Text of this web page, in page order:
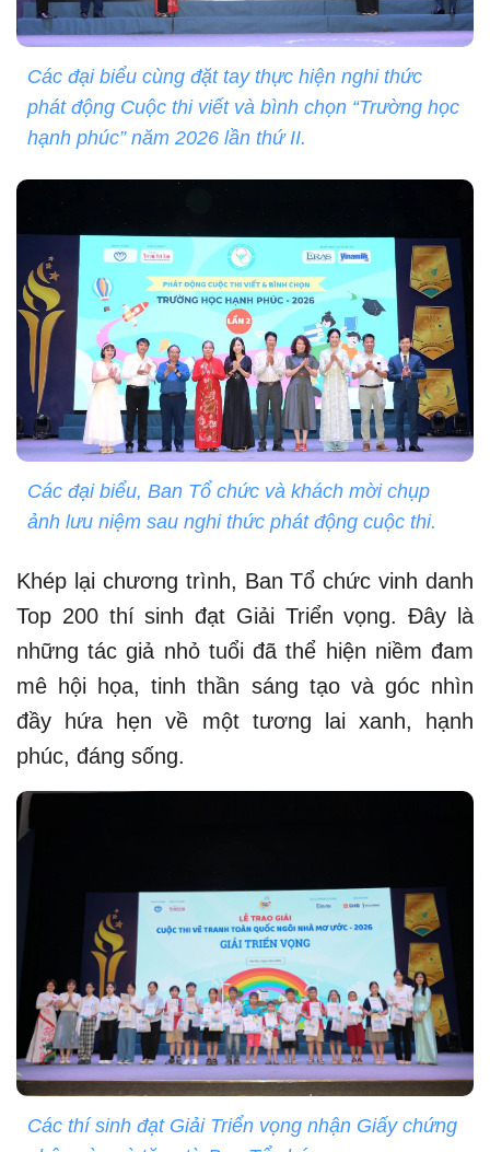
Các đại biểu cùng đặt tay thực hiện nghi thức
phát động Cuộc thi viết và bình chọn “Trường học
hạnh phúc” năm 2026 lần thứ II.
Các đại biểu, Ban Tổ chức và khách mời chụp
ảnh lưu niệm sau nghi thức phát động cuộc thi.
Khép lại chương trình, Ban Tổ chức vinh danh
Top 200 thí sinh đạt Giải Triển vọng. Đây là
những tác giả nhỏ tuổi đã thể hiện niềm đam
mê hội họa, tinh thần sáng tạo và góc nhìn
đầy hứa hẹn về một tương lai xanh, hạnh
phúc, đáng sống.
Các thí sinh đạt Giải Triển vọng nhận Giấy chứng